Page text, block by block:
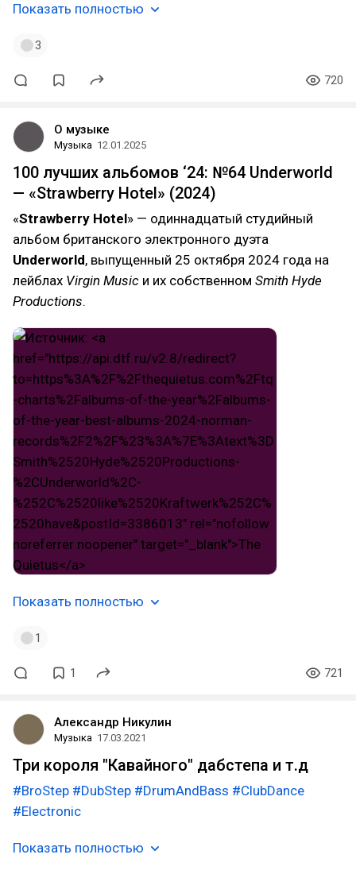
Показать полностью
3
720
О музыке
Музыка 12.01.2025
100 лучших альбомов ‘24: №64 Underworld
— «Strawberry Hotel» (2024)
«Strawberry Hotel» — одиннадцатый студийный
альбом британского электронного дуэта
Underworld, выпущенный 25 октября 2024 года на
лейблах Virgin Music и их собственном Smith Hyde
Productions.
Показать полностью
1
1 721
Александр Никулин
Музыка 17.03.2021
Три короля "Кавайного" дабстепа и т.д
#BroStep #DubStep #DrumAndBass #ClubDance
#Electronic
Показать полностью